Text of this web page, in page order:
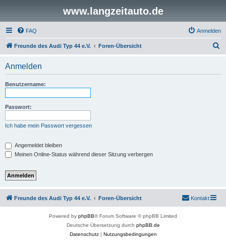
www.langzeitauto.de
FAQ Anmelden
Freunde des Audi Typ 44 e.V. Foren-Übersicht
Anmelden
Benutzername:
Passwort:
Ich habe mein Passwort vergessen
Angemeldet bleiben
Meinen Online-Status während dieser Sitzung verbergen
Freunde des Audi Typ 44 e.V. Foren-Übersicht Kontakt
Powered by phpBB® Forum Software © phpBB Limited
Deutsche Übersetzung durch phpBB.de
Datenschutz| Nutzungsbedingungen